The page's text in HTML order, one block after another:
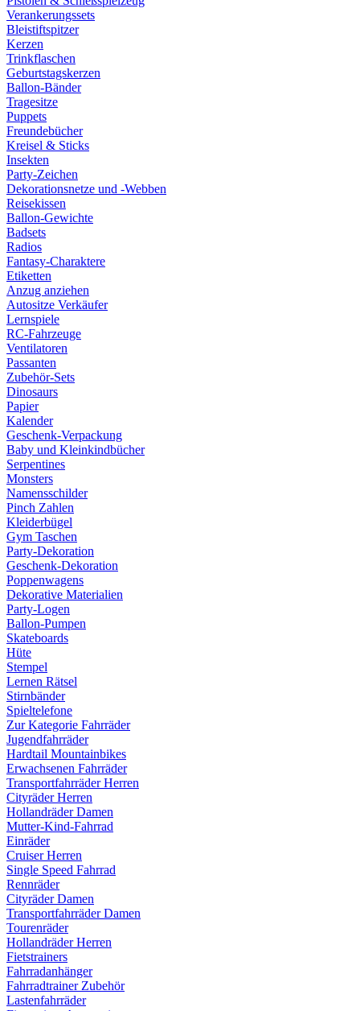
Verankerungssets
Bleistiftspitzer
Kerzen
Trinkflaschen
Geburtstagskerzen
Ballon-Bänder
Tragesitze
Puppets
Freundebücher
Kreisel & Sticks
Insekten
Party-Zeichen
Dekorationsnetze und -Webben
Reisekissen
Ballon-Gewichte
Badsets
Radios
Fantasy-Charaktere
Etiketten
Anzug anziehen
Autositze Verkäufer
Lernspiele
RC-Fahrzeuge
Ventilatoren
Passanten
Zubehör-Sets
Dinosaurs
Papier
Kalender
Geschenk-Verpackung
Baby und Kleinkindbücher
Serpentines
Monsters
Namensschilder
Pinch Zahlen
Kleiderbügel
Gym Taschen
Party-Dekoration
Geschenk-Dekoration
Poppenwagens
Dekorative Materialien
Party-Logen
Ballon-Pumpen
Skateboards
Hüte
Stempel
Lernen Rätsel
Stirnbänder
Spieltelefone
Zur Kategorie Fahrräder
Jugendfahrräder
Hardtail Mountainbikes
Erwachsenen Fahrräder
Transportfahrräder Herren
Cityräder Herren
Hollandräder Damen
Mutter-Kind-Fahrrad
Einräder
Cruiser Herren
Single Speed Fahrrad
Rennräder
Cityräder Damen
Transportfahrräder Damen
Tourenräder
Hollandräder Herren
Fietstrainers
Fahrradanhänger
Fahrradtrainer Zubehör
Lastenfahrräder